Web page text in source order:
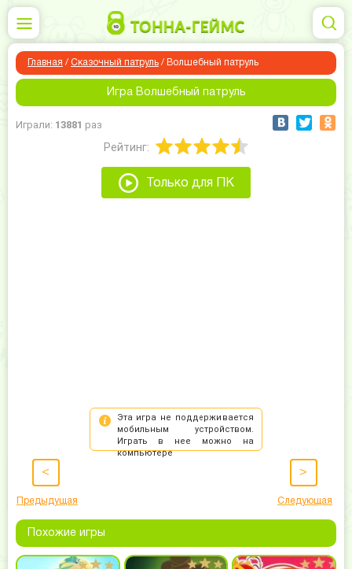
Главная / Сказочный патруль / Волшебный патруль
Игра Волшебный патруль
Играли: 13881 раз
Рейтинг:
Только для ПК
<
Предыдущая
>
Следующая
Похожие игры